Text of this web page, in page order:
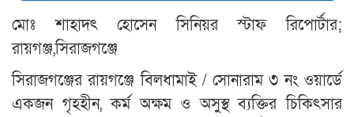
মোঃ শাহাদৎ হোসেন সিনিয়র স্টাফ রিপোর্টার;
রায়গঞ্জ,সিরাজগঞ্জে
সিরাজগঞ্জের রায়গঞ্জে বিলধামাই / সোনারাম ৩ নং ওয়ার্ডে
একজন গৃহহীন, কর্ম অক্ষম ও অসুস্থ ব্যক্তির চিকিৎসার